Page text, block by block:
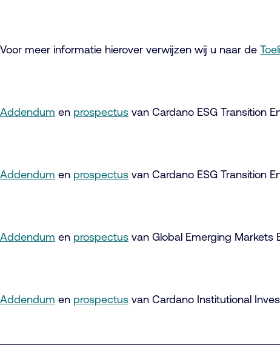
Voor meer informatie hierover verwijzen wij u naar de
Addendum en prospectus van Cardano ESG Transition
Addendum en prospectus van Cardano ESG Transition
Addendum en prospectus van Global Emerging Markets
Addendum en prospectus van Cardano Institutional